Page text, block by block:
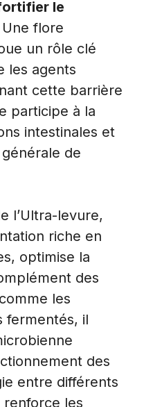
le
Une flore
un rôle clé
les agents
cette barrière
participe à la
intestinales et
de
l’Ultra-levure,
riche en
optimise la
des
les
fermentés, il
des
entre différents
les